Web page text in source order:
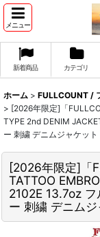
メニュー
新着商品 カテゴリ
ホーム > FULLCOUNT /
> [2026年限定]「
TYPE 2nd DENIM
ー 刺繍 デニムジャケッ
[2026年限定]「
TATTOO
2102E 13.7oz
ー 刺繍 デニム